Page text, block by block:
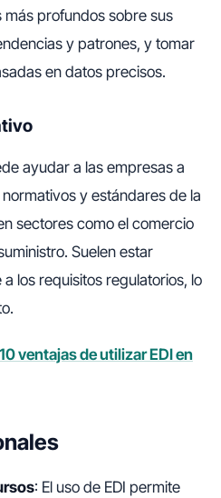
más profundos sobre sus
y patrones, y tomar
en datos precisos.
ayudar a las empresas a
y estándares de la
sectores como el comercio
Suelen estar
los requisitos regulatorios, lo
10 ventajas de utilizar EDI en
: El uso de EDI permite